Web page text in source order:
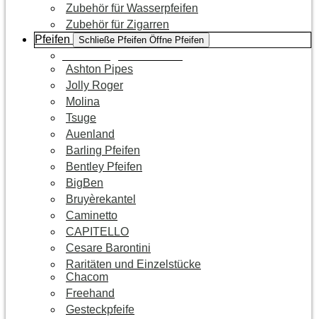
Zubehör für Wasserpfeifen
Zubehör für Zigarren
Pfeifen
Schließe Pfeifen Öffne Pfeifen
Ashton Pipes
Jolly Roger
Molina
Tsuge
Auenland
Barling Pfeifen
Bentley Pfeifen
BigBen
Bruyèrekantel
Caminetto
CAPITELLO
Cesare Barontini
Raritäten und Einzelstücke
Chacom
Freehand
Gesteckpfeife